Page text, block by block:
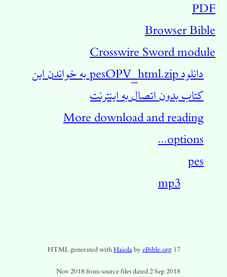
PDF
Browser Bible
Crosswire Sword module
دانلود pesOPV_html.zip به خواندن این
کتاب بدون اتصال به اینترنت
More download and reading
options...
pes
mp3
HTML generated withHaiolabyeBible.org17
Nov 2018 from source files dated 2 Sep 2018